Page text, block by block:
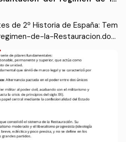
de 2º Historia de España: Tem
de-la-Restauracion.doc